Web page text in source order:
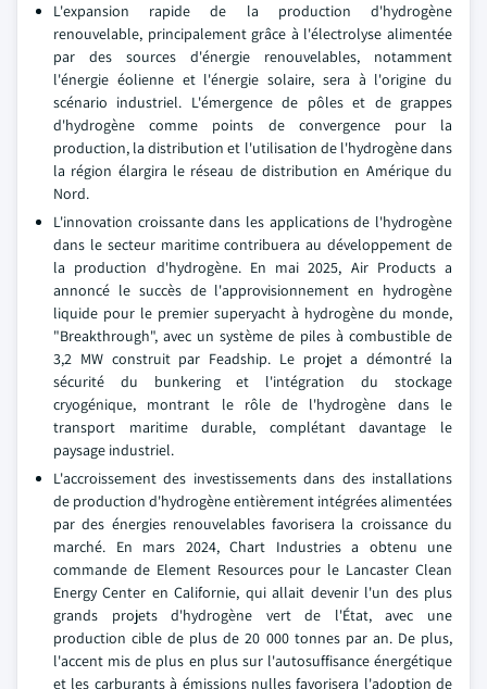
L'expansion rapide de la production d'hydrogène
renouvelable, principalement grâce à l'électrolyse alimentée
par des sources d'énergie renouvelables, notamment
l'énergie éolienne et l'énergie solaire, sera à l'origine du
scénario industriel. L'émergence de pôles et de grappes
d'hydrogène comme points de convergence pour la
production, la distribution et l'utilisation de l'hydrogène dans
la région élargira le réseau de distribution en Amérique du
Nord.
L'innovation croissante dans les applications de l'hydrogène
dans le secteur maritime contribuera au développement de
la production d'hydrogène. En mai 2025, Air Products a
annoncé le succès de l'approvisionnement en hydrogène
liquide pour le premier superyacht à hydrogène du monde,
"Breakthrough", avec un système de piles à combustible de
3,2 MW construit par Feadship. Le projet a démontré la
sécurité du bunkering et l'intégration du stockage
cryogénique, montrant le rôle de l'hydrogène dans le
transport maritime durable, complétant davantage le
paysage industriel.
L'accroissement des investissements dans des installations
de production d'hydrogène entièrement intégrées alimentées
par des énergies renouvelables favorisera la croissance du
marché. En mars 2024, Chart Industries a obtenu une
commande de Element Resources pour le Lancaster Clean
Energy Center en Californie, qui allait devenir l'un des plus
grands projets d'hydrogène vert de l'État, avec une
production cible de plus de 20 000 tonnes par an. De plus,
l'accent mis de plus en plus sur l'autosuffisance énergétique
et les carburants à émissions nulles favorisera l'adoption de